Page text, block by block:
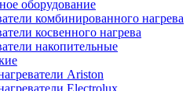
оборудование
комбинированного нагрева
косвенного нагрева
накопительные
Ariston